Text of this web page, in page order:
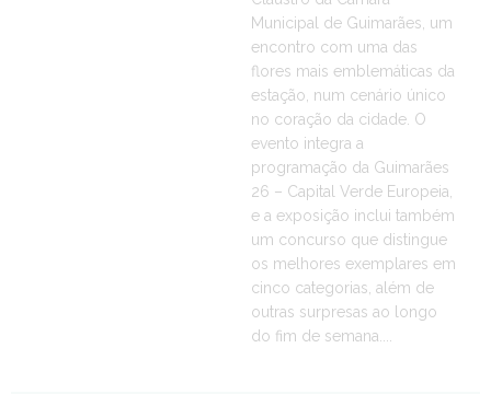
Municipal de Guimarães, um
encontro com uma das
flores mais emblemáticas da
estação, num cenário único
no coração da cidade. O
evento integra a
programação da Guimarães
26 – Capital Verde Europeia,
e a exposição inclui também
um concurso que distingue
os melhores exemplares em
cinco categorias, além de
outras surpresas ao longo
do fim de semana....